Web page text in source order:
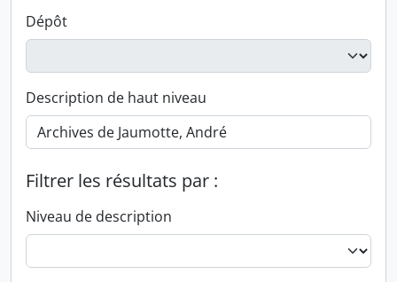
Dépôt
Description de haut niveau
Filtrer les résultats par :
Niveau de description